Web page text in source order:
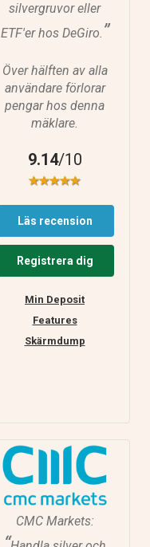
silvergruvor eller
ETF'er hos DeGiro. ”
Över hälften av alla
användare förlorar
pengar hos denna
mäklare.
9.14/10
Läs recension
Registrera dig
Min Deposit
Features
Skärmdump
CMC Markets: